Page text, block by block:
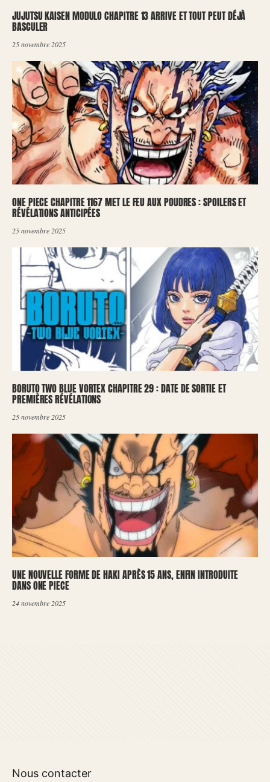
JUJUTSU KAISEN MODULO CHAPITRE 13 ARRIVE ET TOUT PEUT DÉJÀ
BASCULER
25 novembre 2025
ONE PIECE CHAPITRE 1167 MET LE FEU AUX POUDRES : SPOILERS ET
RÉVÉLATIONS ANTICIPÉES
25 novembre 2025
BORUTO TWO BLUE VORTEX CHAPITRE 29 : DATE DE SORTIE ET
PREMIÈRES RÉVÉLATIONS
25 novembre 2025
UNE NOUVELLE FORME DE HAKI APRÈS 15 ANS, ENFIN INTRODUITE
DANS ONE PIECE
24 novembre 2025
Nous contacter